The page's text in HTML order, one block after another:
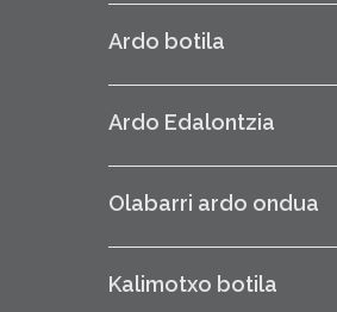
Ardo botila
Ardo Edalontzia
Olabarri ardo ondua
Kalimotxo botila